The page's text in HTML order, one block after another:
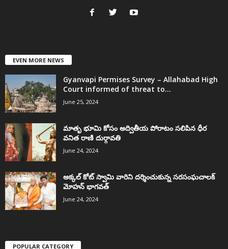
EVEN MORE NEWS
Gyanvapi Permises Survey – Allahabad High
Court informed of threat to...
June 25, 2024
మాతృ భూమి కోసం అద్వితీయ పోరాటం సలిపిన ధీర
వనిత రాణి దుర్గావతి
June 24, 2024
అక్కల్‌ కోట్‌ స్వామి వారిని దర్శించుకున్న సరసంఘచాలక్
మోహన్ భాగవత్
June 24, 2024
POPULAR CATEGORY